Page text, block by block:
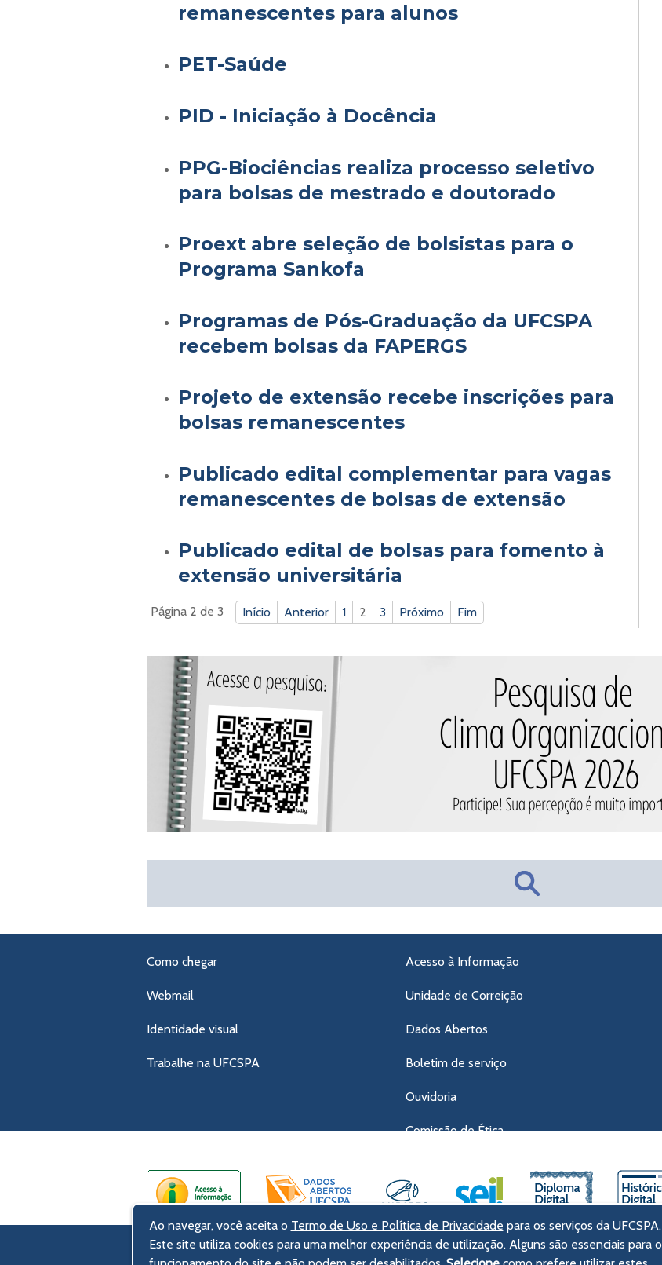
remanescentes para alunos
PET-Saúde
PID - Iniciação à Docência
PPG-Biociências realiza processo seletivo
para bolsas de mestrado e doutorado
Proext abre seleção de bolsistas para o
Programa Sankofa
Programas de Pós-Graduação da UFCSPA
recebem bolsas da FAPERGS
Projeto de extensão recebe inscrições para
bolsas remanescentes
Publicado edital complementar para vagas
remanescentes de bolsas de extensão
Publicado edital de bolsas para fomento à
extensão universitária
Página 2 de 3 Início Anterior 1 2 3 Próximo Fim
Como chegar
Webmail
Identidade visual
Trabalhe na UFCSPA
Acesso à Informação
Unidade de Correição
Dados Abertos
Boletim de serviço
Ouvidoria
Comissão de Ética
UFCSPA – Universidade Federal de Ciências da Saúde de Porto Alegre
Ao navegar, você aceita o Termo de Uso e Política de Privacidade para os serviços da UFCSPA.
Este site utiliza cookies para uma melhor experiência de utilização. Alguns são essenciais para o